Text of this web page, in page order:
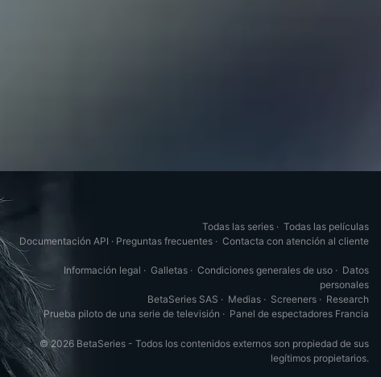
Todas las series · Todas las películas
Documentación API · Preguntas frecuentes · Contacta con atención al cliente
Información legal · Galletas · Condiciones generales de uso · Datos
personales
BetaSeries SAS · Medias · Screeners · Research
Prueba piloto de una serie de televisión · Panel de espectadores Francia
© 2026 BetaSeries - Todos los contenidos externos son propiedad de sus
legítimos propietarios.